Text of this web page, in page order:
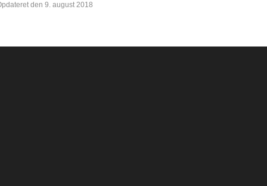
den 9. august 2018